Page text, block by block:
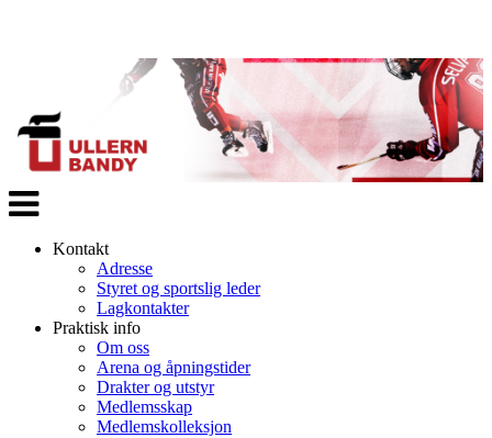
Veksle
navigasjon
Kontakt
Adresse
Styret og sportslig leder
Lagkontakter
Praktisk info
Om oss
Arena og åpningstider
Drakter og utstyr
Medlemsskap
Medlemskolleksjon